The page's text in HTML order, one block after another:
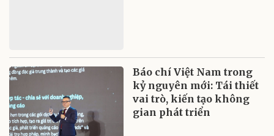
Báo chí Việt Nam trong
kỷ nguyên mới: Tái thiết
vai trò, kiến tạo không
gian phát triển